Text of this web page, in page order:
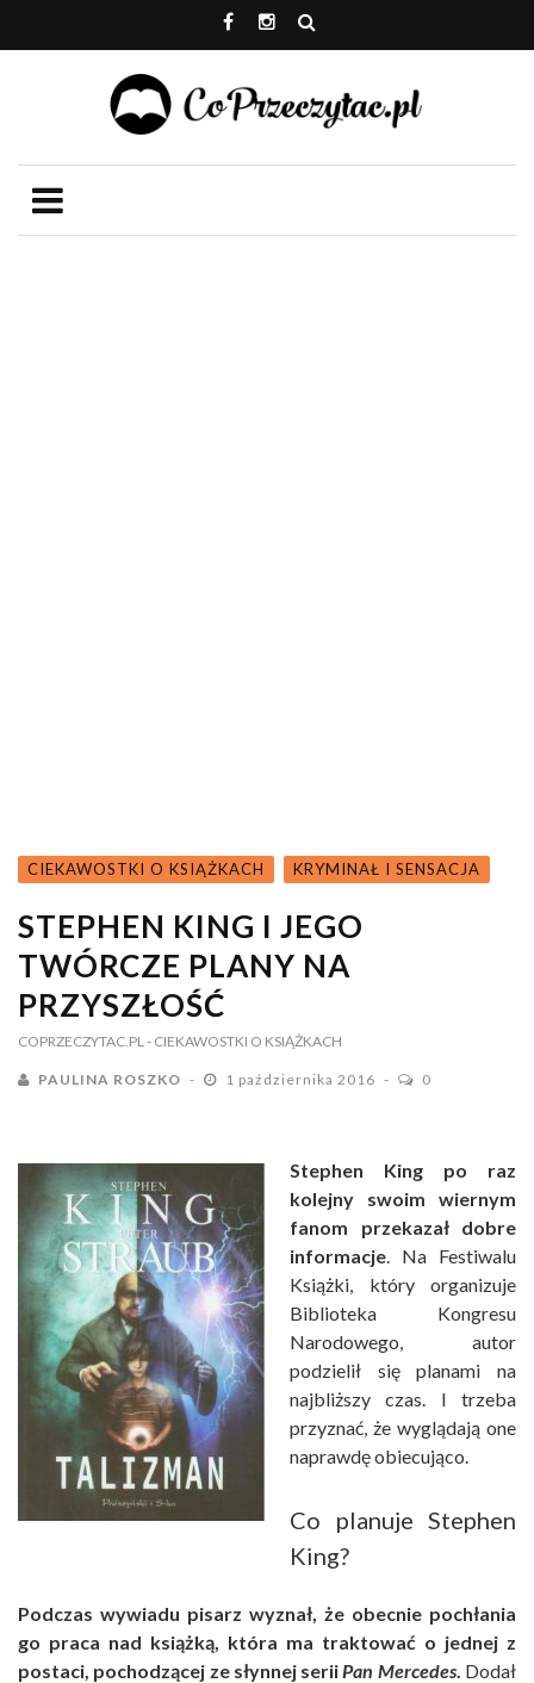
CIEKAWOSTKI O KSIĄŻKACH KRYMINAŁ I SENSACJA
STEPHEN KING I JEGO
TWÓRCZE PLANY NA
PRZYSZŁOŚĆ
COPRZECZYTAC.PL - CIEKAWOSTKI O KSIĄŻKACH
PAULINA ROSZKO 1 października 2016 0
Stephen King po raz
kolejny swoim wiernym
fanom przekazał dobre
informacje. Na Festiwalu
Książki, który organizuje
Biblioteka Kongresu
Narodowego, autor
podzielił się planami na
najbliższy czas. I trzeba
przyznać, że wyglądają one
naprawdę obiecująco.
Co planuje Stephen
King?
Podczas wywiadu pisarz wyznał, że obecnie pochłania
go praca nad książką, która ma traktować o jednej z
postaci, pochodzącej ze słynnej seriiPan Mercedes. Dodał